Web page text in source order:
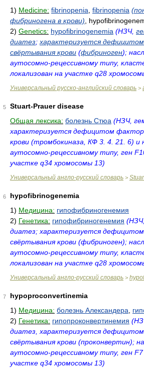
1) Medicine: fibrinopenia fibrinopenia
фибриногена в крови) ,
2) Genetics: hypofibrinogenemia (НЗЧ,
диатез; характеризуется
свёртывания крови (фибриноген);
аутосомно-рецессивному типу,
локализован на участке q28
Универсальный русско-английский словарь >
5
Stuart-Prauer disease
Общая лексика: болезнь Стюа (НЗЧ,
характеризуется дефицитом
крови (тромбокиназа, КФ 3. 4. 21. 6) и
аутосомно-рецессивному типу, ген
участке q34 хромосомы 13)
Универсальный англо-русский словарь >
6
hypofibrinogenemia
1) Медицина: гипофибриногенемия
2) Генетика: гипофибриногенемия
диатез; характеризуется
свёртывания крови (фибриноген);
аутосомно-рецессивному типу,
локализован на участке q28
Универсальный англо-русский словарь >
7
hypoproconvertinemia
1) Медицина: болезнь Александера
2) Генетика: гипопроконвертинемия
диатез, характеризуется
свёртывания крови (проконвертин);
аутосомно-рецессивному типу, ген F7
участке q34 хромосомы 13)